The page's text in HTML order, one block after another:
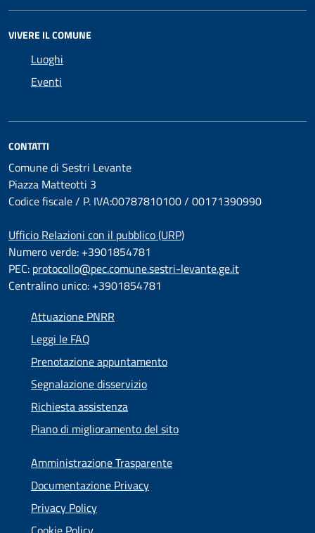
VIVERE IL COMUNE
Luoghi
Eventi
CONTATTI
Comune di Sestri Levante
Piazza Matteotti 3
Codice fiscale / P. IVA:00787810100 / 00171390990
Ufficio Relazioni con il pubblico (URP)
Numero verde: +3901854781
PEC: protocollo@pec.comune.sestri-levante.ge.it
Centralino unico: +3901854781
Attuazione PNRR
Leggi le FAQ
Prenotazione appuntamento
Segnalazione disservizio
Richiesta assistenza
Piano di miglioramento del sito
Amministrazione Trasparente
Documentazione Privacy
Privacy Policy